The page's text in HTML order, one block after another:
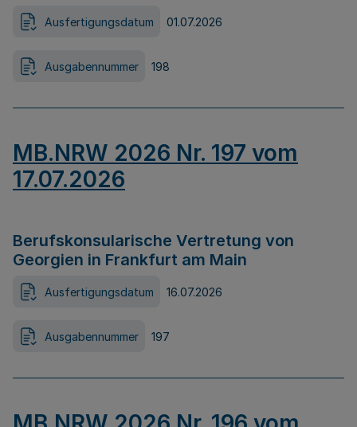
Ausfertigungsdatum 01.07.2026
Ausgabennummer 198
MB.NRW 2026 Nr. 197 vom
17.07.2026
Berufskonsularische Vertretung von
Georgien in Frankfurt am Main
Ausfertigungsdatum 16.07.2026
Ausgabennummer 197